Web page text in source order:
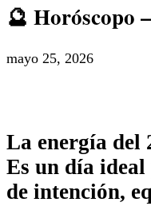
🔮 Horóscopo
mayo 25, 2026
La energía del
Es un día
de intención,